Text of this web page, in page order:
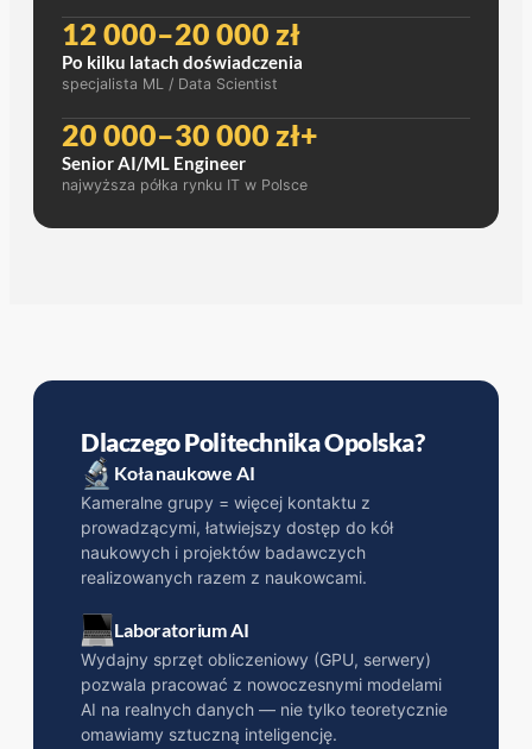
12 000–20 000 zł
Po kilku latach doświadczenia
specjalista ML / Data Scientist
20 000–30 000 zł+
Senior AI/ML Engineer
najwyższa półka rynku IT w Polsce
Dlaczego Politechnika Opolska?
Koła naukowe AI
Kameralne grupy = więcej kontaktu z
prowadzącymi, łatwiejszy dostęp do kół
naukowych i projektów badawczych
realizowanych razem z naukowcami.
Laboratorium AI
Wydajny sprzęt obliczeniowy (GPU, serwery)
pozwala pracować z nowoczesnymi modelami
AI na realnych danych — nie tylko teoretycznie
omawiamy sztuczną inteligencję.